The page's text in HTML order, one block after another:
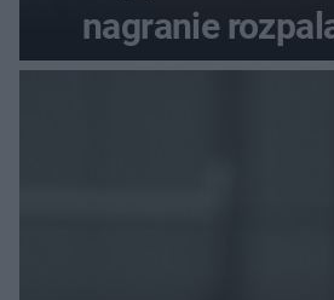
nagranie
fanów